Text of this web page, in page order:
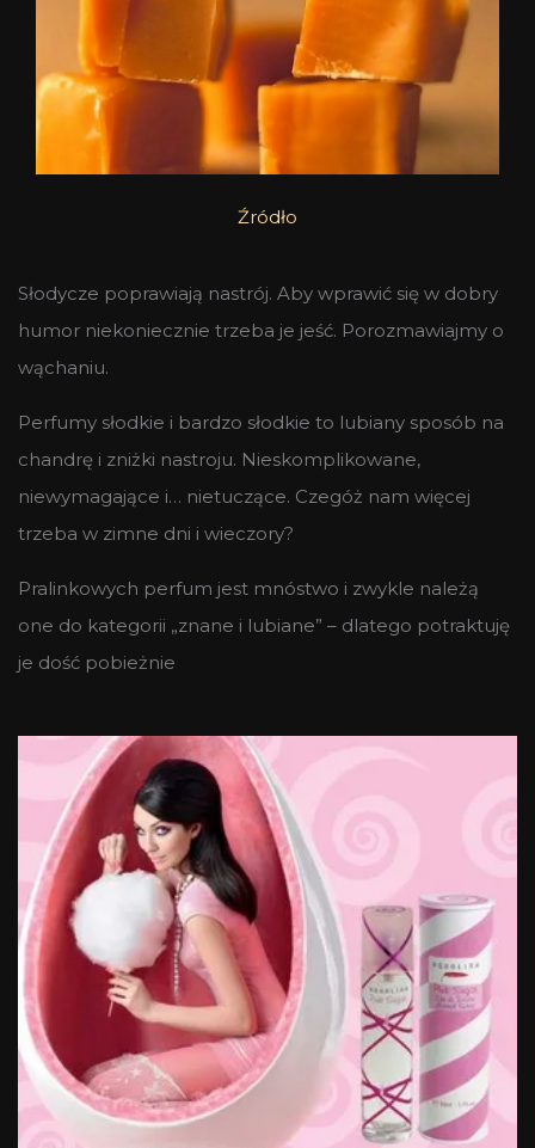
Źródło
Słodycze poprawiają nastrój. Aby wprawić się w dobry
humor niekoniecznie trzeba je jeść. Porozmawiajmy o
wąchaniu.
Perfumy słodkie i bardzo słodkie to lubiany sposób na
chandrę i zniżki nastroju. Nieskomplikowane,
niewymagające i… nietuczące. Czegóż nam więcej
trzeba w zimne dni i wieczory?
Pralinkowych perfum jest mnóstwo i zwykle należą
one do kategorii „znane i lubiane” – dlatego potraktuję
je dość pobieżnie